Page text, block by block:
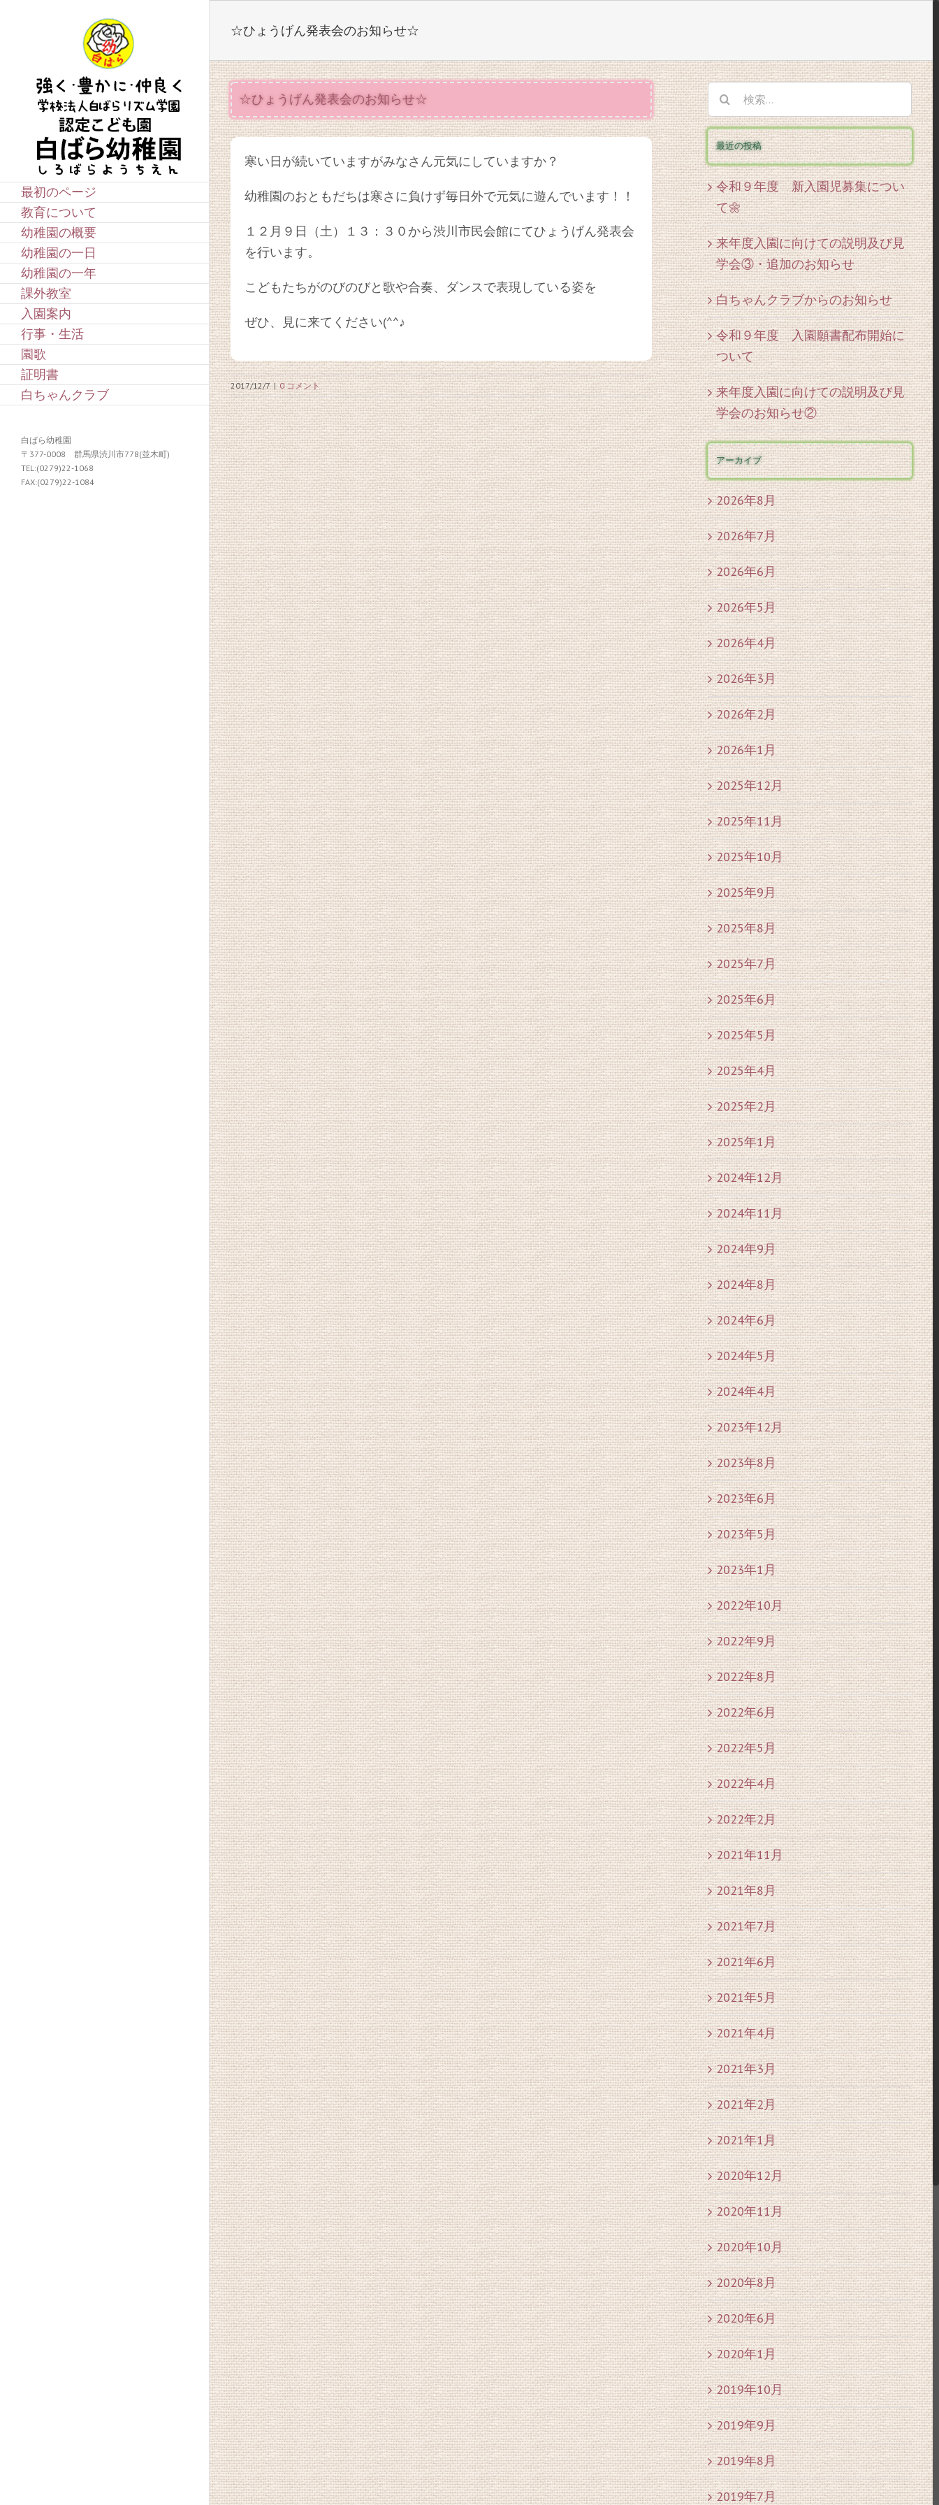
最初のページ
教育について
幼稚園の概要
幼稚園の一日
幼稚園の一年
課外教室
入園案内
行事・生活
園歌
証明書
白ちゃんクラブ
白ばら幼稚園
〒377-0008 群馬県渋川市778(並木町)
TEL:(0279)22-1068
FAX:(0279)22-1084
☆ひょうげん発表会のお知らせ☆
☆ひょうげん発表会のお知らせ☆
寒い日が続いていますがみなさん元気にしていますか？
幼稚園のおともだちは寒さに負けず毎日外で元気に遊んでいます！！
１２月９日（土）１３：３０から渋川市民会館にてひょうげん発表会
を行います。
こどもたちがのびのびと歌や合奏、ダンスで表現している姿を
ぜひ、見に来てください(^^♪
2017/12/7 | 0 コメント
検
索
…
最近の投稿
令和９年度 新入園児募集につい
て🌼
来年度入園に向けての説明及び見
学会③・追加のお知らせ
白ちゃんクラブからのお知らせ
令和９年度 入園願書配布開始に
ついて
来年度入園に向けての説明及び見
学会のお知らせ②
アーカイブ
2026年8月
2026年7月
2026年6月
2026年5月
2026年4月
2026年3月
2026年2月
2026年1月
2025年12月
2025年11月
2025年10月
2025年9月
2025年8月
2025年7月
2025年6月
2025年5月
2025年4月
2025年2月
2025年1月
2024年12月
2024年11月
2024年9月
2024年8月
2024年6月
2024年5月
2024年4月
2023年12月
2023年8月
2023年6月
2023年5月
2023年1月
2022年10月
2022年9月
2022年8月
2022年6月
2022年5月
2022年4月
2022年2月
2021年11月
2021年8月
2021年7月
2021年6月
2021年5月
2021年4月
2021年3月
2021年2月
2021年1月
2020年12月
2020年11月
2020年10月
2020年8月
2020年6月
2020年1月
2019年10月
2019年9月
2019年8月
2019年7月